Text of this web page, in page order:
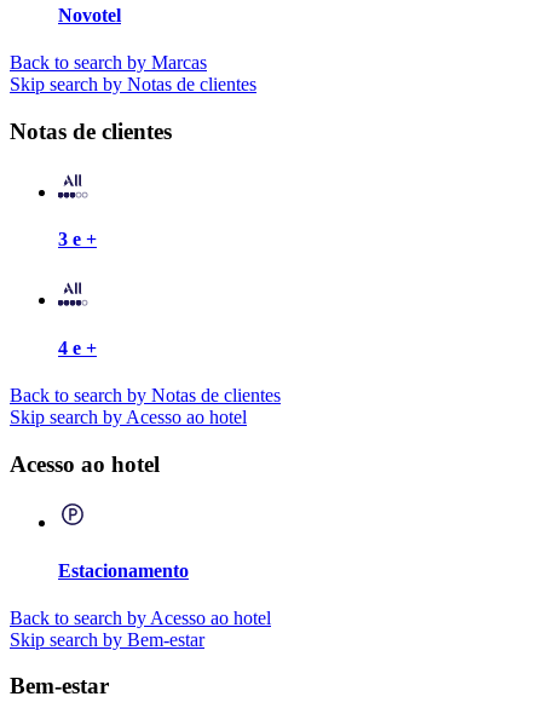
Novotel
Back to search by Marcas
Skip search by Notas de clientes
Notas de clientes
3 e +
4 e +
Back to search by Notas de clientes
Skip search by Acesso ao hotel
Acesso ao hotel
Estacionamento
Back to search by Acesso ao hotel
Skip search by Bem-estar
Bem-estar